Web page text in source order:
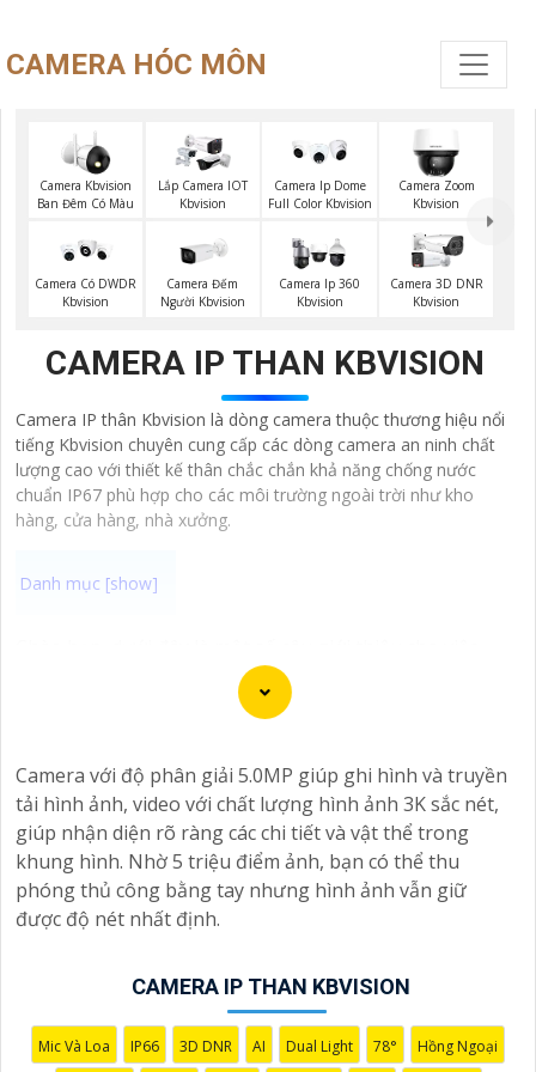
CAMERA HÓC MÔN
Camera Kbvision
Ban Đêm Có Màu
Lắp Camera IOT
Kbvision
Camera Ip Dome
Full Color Kbvision
Camera Zoom
Kbvision
Camera Có DWDR
Kbvision
Camera Đếm
Người Kbvision
Camera Ip 360
Kbvision
Camera 3D DNR
Kbvision
CAMERA IP THAN KBVISION
Camera IP thân Kbvision là dòng camera thuộc thương hiệu nổi
tiếng Kbvision chuyên cung cấp các dòng camera an ninh chất
lượng cao với thiết kế thân chắc chắn khả năng chống nước
chuẩn IP67 phù hợp cho các môi trường ngoài trời như kho
hàng, cửa hàng, nhà xưởng.
mua Camera Kbvision với chiết khấu cao và giải pháp
phù hợp trong ngữ cảnh của một đại lý công nghệ:
với chiết khấu hấp dẫn? Hãy đến với chúng tôi để nhận
ưu đãi đặc biệt và được tư vấn về giải pháp chính xác
nhất cho nhu cầu an ninh của bạn!"
️🏅️2: "Bạn muốn mua Camera Kbvision với giá ưu đãi và
giải pháp phù hợp? Liên hệ ngay với chúng tôi để được
hỗ trợ tốt nhất từ đội ngũ chuyên gia có kinh nghiệm!"
️🥈3:"Chúng tôi cam kết cung cấp Camera Kbvision
đến với chúng tôi để trải nghiệm dịch vụ tốt nhất và
nhận được sự tư vấn chuyên nghiệp về giải pháp an
ninh cần thiết!"
Camera với độ phân giải 5.0MP giúp ghi hình và truyền
tải hình ảnh, video với chất lượng hình ảnh 3K sắc nét,
giúp nhận diện rõ ràng các chi tiết và vật thể trong
khung hình. Nhờ 5 triệu điểm ảnh, bạn có thể thu
phóng thủ công bằng tay nhưng hình ảnh vẫn giữ
được độ nét nhất định.
CAMERA IP THAN KBVISION
Mic Và Loa IP66 3D DNR AI Dual Light 78° Hồng Ngoại